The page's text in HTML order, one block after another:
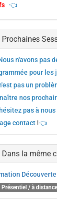
👈
Prochaines
n'avons pas
pour les
pas un
nos
pas à
contact!👈
Dans la même
Découverte
Présentiel / à distance